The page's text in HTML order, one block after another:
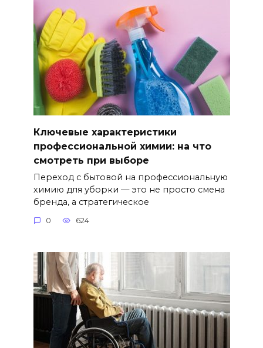
Ключевые характеристики
профессиональной химии: на что
смотреть при выборе
Переход с бытовой на профессиональную
химию для уборки — это не просто смена
бренда, а стратегическое
0 624